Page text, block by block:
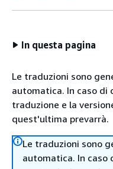
In questa pagina
Le traduzioni sono
automatica. In caso
traduzione e la
quest'ultima prevarrà.
Le traduzioni sono
automatica. In